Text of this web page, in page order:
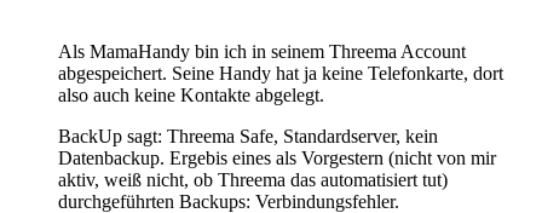
Als MamaHandy bin ich in seinem Threema Account
abgespeichert. Seine Handy hat ja keine Telefonkarte, dort
also auch keine Kontakte abgelegt.
BackUp sagt: Threema Safe, Standardserver, kein
Datenbackup. Ergebis eines als Vorgestern (nicht von mir
aktiv, weiß nicht, ob Threema das automatisiert tut)
durchgeführten Backups: Verbindungsfehler.